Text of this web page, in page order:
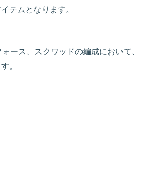
テムとなります。
ース、スクワッドの編成において、
。